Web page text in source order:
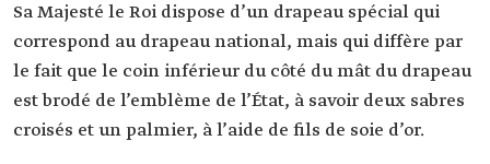
Sa Majesté le Roi dispose d’un drapeau spécial qui
correspond au drapeau national, mais qui diffère par
le fait que le coin inférieur du côté du mât du drapeau
est brodé de l’emblème de l’État, à savoir deux sabres
croisés et un palmier, à l’aide de fils de soie d’or.